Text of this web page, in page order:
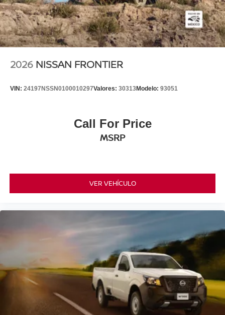
2026 NISSAN FRONTIER
VIN: 24197NSSN0100010297Valores: 30313Modelo: 93051
Call For Price
MSRP
VER VEHÍCULO